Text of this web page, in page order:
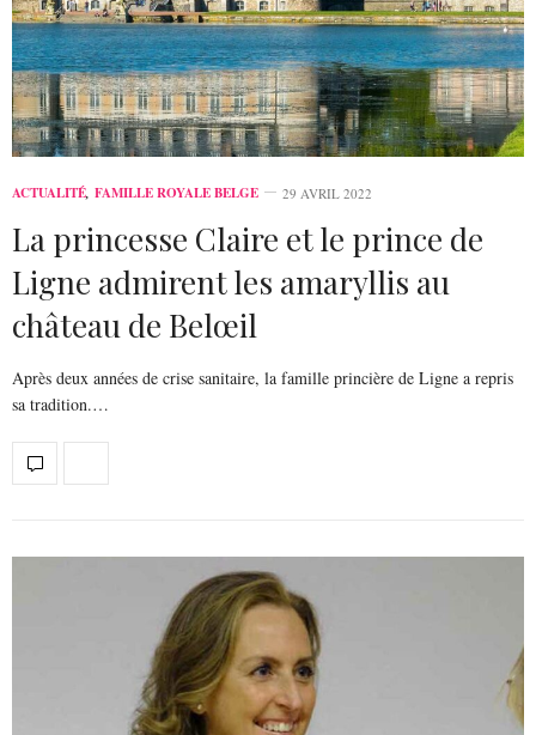
ACTUALITÉ, FAMILLE ROYALE BELGE 29 AVRIL 2022
La princesse Claire et le prince de
Ligne admirent les amaryllis au
château de Belœil
Après deux années de crise sanitaire, la famille princière de Ligne a repris
sa tradition.…